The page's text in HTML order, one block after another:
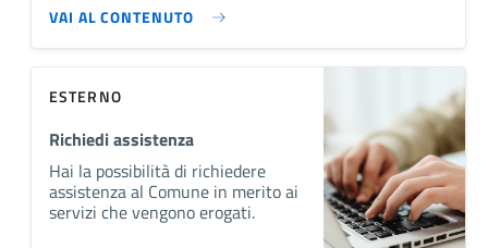
VAI AL CONTENUTO
ESTERNO
Richiedi assistenza
Hai la possibilità di richiedere
assistenza al Comune in merito ai
servizi che vengono erogati.